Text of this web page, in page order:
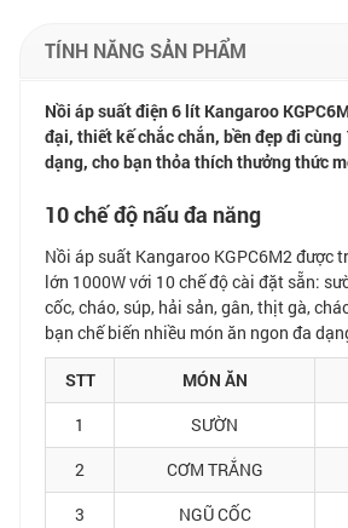
TÍNH NĂNG SẢN PHẨM
Nồi áp suất điện 6 lít Kangaroo
đại, thiết kế chắc chắn, bền đẹp đi cùng
dạng, cho bạn thỏa thích thưởng thức
10 chế độ nấu đa năng
Nồi áp suất Kangaroo KGPC6M2 được
lớn 1000W với 10 chế độ cài đặt sẵn:
cốc, cháo, súp, hải sản, gân, thịt gà,
bạn chế biến nhiều món ăn ngon đa
STT MÓN ĂN
1
SƯỜN
2
CƠM TRẮNG
3
NGŨ CỐC